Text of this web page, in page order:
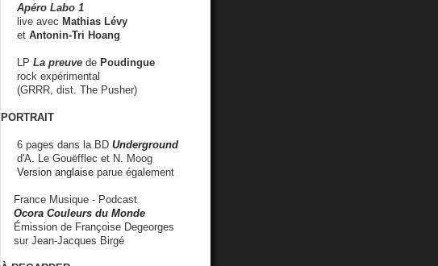
Apéro Labo 1
live avec Mathias Lévy
et Antonin-Tri Hoang
LP La preuve de Poudingue
rock expérimental
(GRRR, dist. The Pusher)
PORTRAIT
6 pages dans la BD Underground
d'A. Le Gouëfflec et N. Moog
Version anglaise parue également
France Musique - Podcast
Ocora Couleurs du Monde
Émission de Françoise Degeorges
sur Jean-Jacques Birgé